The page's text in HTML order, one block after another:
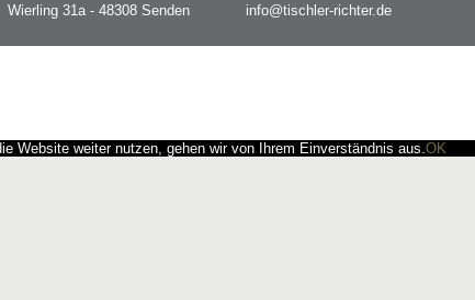
Wierling 31a - 48308 Senden info@tischler-richter.de
Website weiter nutzen, gehen wir von Ihrem Einverständnis aus.OK